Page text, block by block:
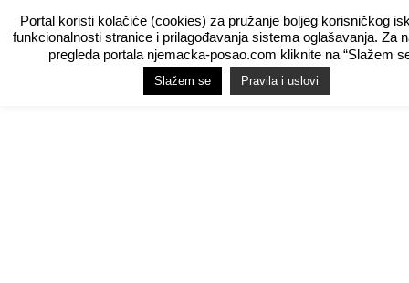
Portal koristi kolačiće (cookies) za pružanje boljeg korisničkog
funkcionalnosti stranice i prilagođavanja sistema oglašavanja. Za
pregleda portala njemacka-posao.com kliknite na “Slažem
Slažem se Pravila i uslovi